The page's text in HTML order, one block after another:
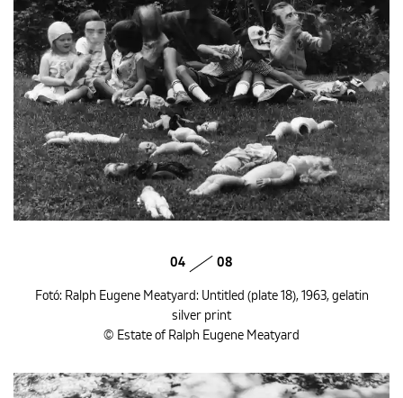
04 08
Fotó: Ralph Eugene Meatyard: Untitled (plate 18), 1963, gelatin
silver print
© Estate of Ralph Eugene Meatyard